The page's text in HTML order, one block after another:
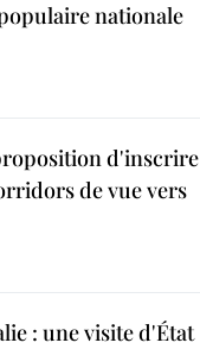
nationale
d'inscrire
de vue vers
: une visite d'État